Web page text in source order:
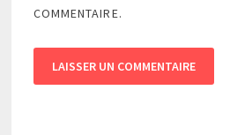
COMMENTAIRE.